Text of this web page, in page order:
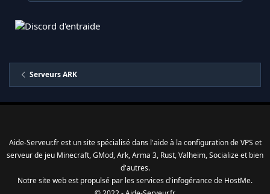
o
Serveurs ARK
Aide-Serveur.fr est un site spécialisé dans l'aide à la configuration de VPS et
serveur de jeu Minecraft, GMod, Ark, Arma 3, Rust, Valheim, Socialize et bien
d'autres.
Notre site web est propulsé par les services d'infogérancede HostMe.